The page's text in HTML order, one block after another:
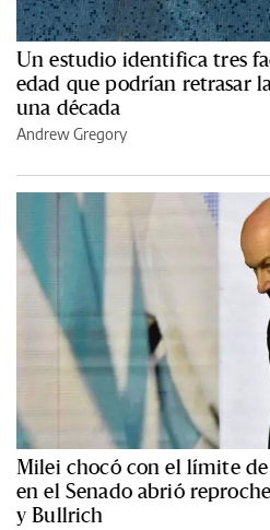
Un estudio identifica tres
edad que podrían retrasar
una década
Andrew Gregory
Milei chocó con el límite
en el Senado abrió
y Bullrich